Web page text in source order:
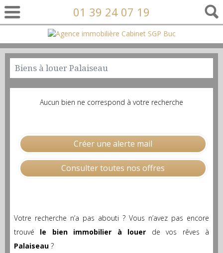
01 39 24 07 19
Biens à louer Palaiseau
Aucun bien ne correspond à votre recherche
Créer une alerte mail
Consulter toutes nos offres
Votre recherche n’a pas abouti ? Vous n’avez pas encore
trouvé le bien immobilier à louer de vos rêves à
Palaiseau ?